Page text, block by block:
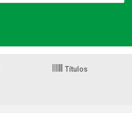
Títulos